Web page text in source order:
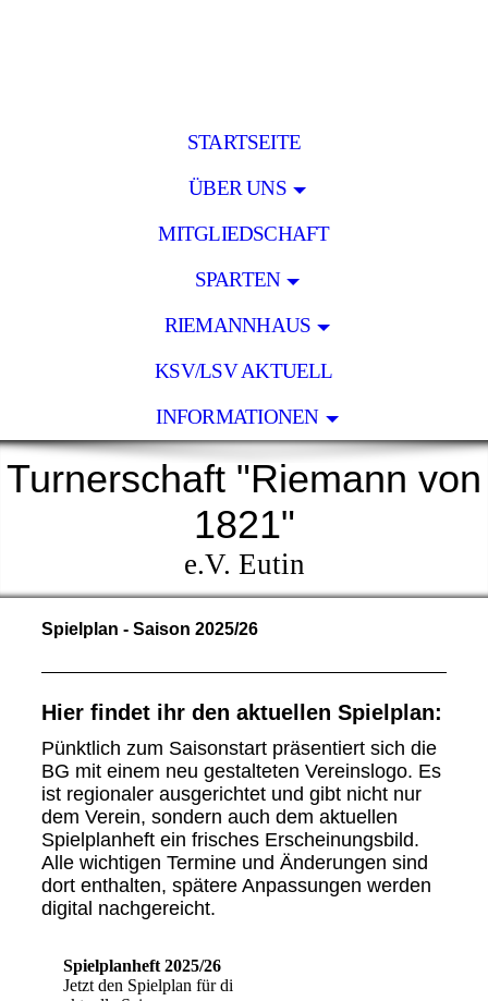
STARTSEITE
ÜBER UNS
MITGLIEDSCHAFT
SPARTEN
RIEMANNHAUS
KSV/LSV AKTUELL
INFORMATIONEN
Turnerschaft "Riemann von
1821"
e.V. Eutin
Spielplan - Saison 2025/26
Hier findet ihr den aktuellen Spielplan:
Pünktlich zum Saisonstart präsentiert sich die
BG mit einem neu gestalteten Vereinslogo. Es
ist regionaler ausgerichtet und gibt nicht nur
dem Verein, sondern auch dem aktuellen
Spielplanheft ein frisches Erscheinungsbild.
Alle wichtigen Termine und Änderungen sind
dort enthalten, spätere Anpassungen werden
digital nachgereicht.
Spielplanheft 2025/26
Jetzt den Spielplan für die